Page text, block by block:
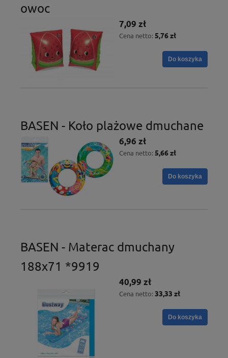
owoc
7,09 zł
Cena netto: 5,76 zł
Do koszyka
BASEN - Koło plażowe dmuchane
6,96 zł
Cena netto: 5,66 zł
Do koszyka
BASEN - Materac dmuchany
188x71 *9919
40,99 zł
Cena netto: 33,33 zł
Do koszyka